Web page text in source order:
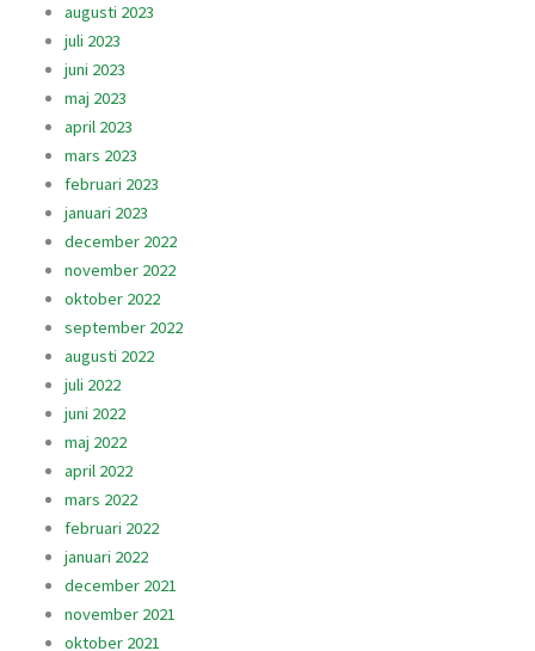
augusti 2023
juli 2023
juni 2023
maj 2023
april 2023
mars 2023
februari 2023
januari 2023
december 2022
november 2022
oktober 2022
september 2022
augusti 2022
juli 2022
juni 2022
maj 2022
april 2022
mars 2022
februari 2022
januari 2022
december 2021
november 2021
oktober 2021